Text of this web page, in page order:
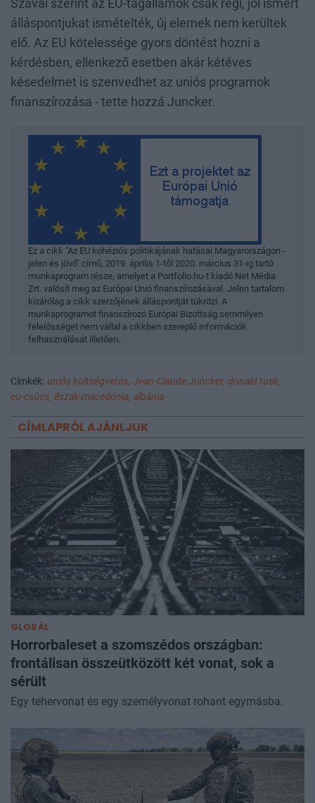
Szavai szerint az EU-tagállamok csak régi, jól ismert
álláspontjukat ismételték, új elemek nem kerültek
elő. Az EU kötelessége gyors döntést hozni a
kérdésben, ellenkező esetben akár kétéves
késedelmet is szenvedhet az uniós programok
finanszírozása - tette hozzá Juncker.
Ez a cikk "Az EU kohéziós politikájának hatásai Magyarországon -
jelen és jövő" című, 2019. április 1-től 2020. március 31-ig tartó
munkaprogram része, amelyet a Portfolio.hu-t kiadó Net Média
Zrt. valósít meg az Európai Unió finanszírozásával. Jelen tartalom
kizárólag a cikk szerzőjének álláspontját tükrözi. A
munkaprogramot finanszírozó Európai Bizottság semmilyen
felelősséget nem vállal a cikkben szereplő információk
felhasználását illetően.
Címkék: uniós költségvetés, Jean-Claude Juncker, donald tusk,
eu-csúcs, észak-macedónia, albánia
CÍMLAPRÓL AJÁNLJUK
GLOBÁL
Horrorbaleset a szomszédos országban:
frontálisan összeütközött két vonat, sok a
sérült
Egy tehervonat és egy személyvonat rohant egymásba.